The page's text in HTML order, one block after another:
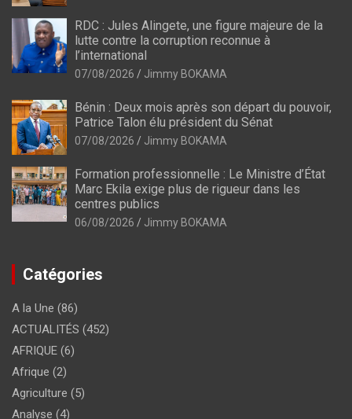
RDC : Jules Alingete, une figure majeure de la
lutte contre la corruption reconnue à
l’international
07/08/2026 Jimmy BOKAMA
Bénin : Deux mois après son départ du pouvoir,
Patrice Talon élu président du Sénat
07/08/2026 Jimmy BOKAMA
Formation professionnelle : Le Ministre d’État
Marc Ekila exige plus de rigueur dans les
centres publics
06/08/2026 Jimmy BOKAMA
Catégories
A la Une (86)
ACTUALITÉS (452)
AFRIQUE (6)
Afrique (2)
Agriculture (5)
Analyse (4)